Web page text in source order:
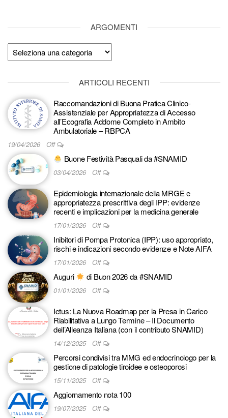
ARGOMENTI
Argomenti
ARTICOLI RECENTI
Raccomandazioni di Buona Pratica Clinico-
Assistenziale per Appropriatezza di Accesso
all’Ecografia Addome Completo in Ambito
Ambulatoriale – RBPCA
19/04/2026 Off
Buone Festività Pasquali da #SNAMID
03/04/2026 Off
Epidemiologia internazionale della MRGE e
appropriatezza prescrittiva degli IPP: evidenze
recenti e implicazioni per la medicina generale
17/01/2026 Off
Inibitori di Pompa Protonica (IPP): uso appropriato,
rischi e indicazioni secondo evidenze e Note AIFA
17/01/2026 Off
Auguri di Buon 2026 da #SNAMID
01/01/2026 Off
Ictus: La Nuova Roadmap per la Presa in Carico
Riabilitativa a Lungo Termine – Il Documento
dell’Alleanza Italiana (con il contributo SNAMID)
14/12/2025 Off
Percorsi condivisi tra MMG ed endocrinologo per la
gestione di patologie tiroidee e osteoporosi
15/11/2025 Off
Aggiornamento nota 100
19/07/2025 Off